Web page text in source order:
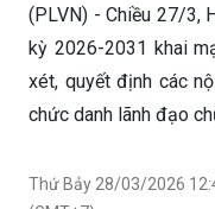
xét, quyết định các
chức danh lãnh đạo
Thứ Bảy 28/03/2026